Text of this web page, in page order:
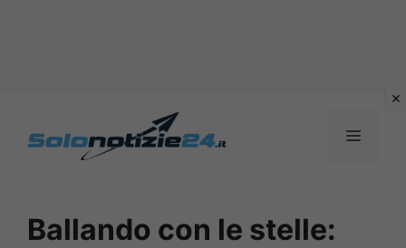
MENU
Ballando con le stelle: